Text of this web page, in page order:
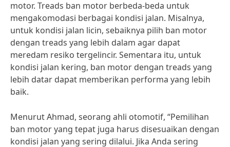
motor. Treads ban motor berbeda-beda untuk
mengakomodasi berbagai kondisi jalan. Misalnya,
untuk kondisi jalan licin, sebaiknya pilih ban motor
dengan treads yang lebih dalam agar dapat
meredam resiko tergelincir. Sementara itu, untuk
kondisi jalan kering, ban motor dengan treads yang
lebih datar dapat memberikan performa yang lebih
baik.
Menurut Ahmad, seorang ahli otomotif, “Pemilihan
ban motor yang tepat juga harus disesuaikan dengan
kondisi jalan yang sering dilalui. Jika Anda sering